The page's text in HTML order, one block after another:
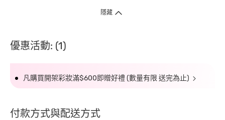
隱藏
優惠活動: (1)
凡購買開架彩妝滿$600即贈好禮 (數量有限 送完為止)
付款方式與配送方式